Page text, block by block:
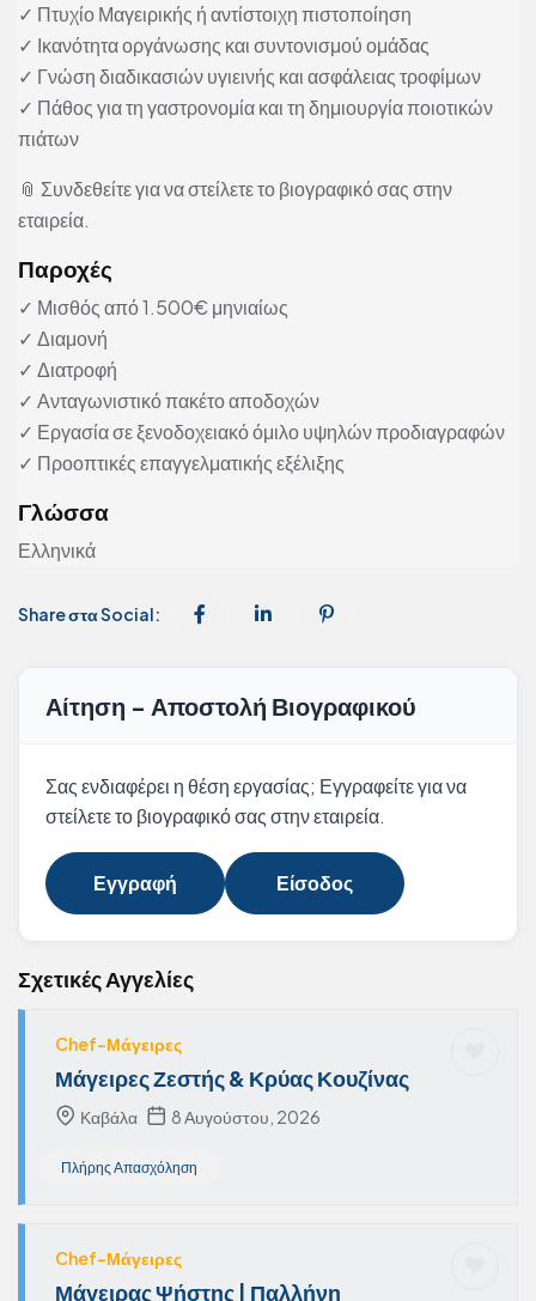
✓ Πτυχίο Μαγειρικής ή αντίστοιχη πιστοποίηση
✓ Ικανότητα οργάνωσης και συντονισμού ομάδας
✓ Γνώση διαδικασιών υγιεινής και ασφάλειας τροφίμων
✓ Πάθος για τη γαστρονομία και τη δημιουργία ποιοτικών
πιάτων
📎 Συνδεθείτε για να στείλετε το βιογραφικό σας στην
εταιρεία.
Παροχές
✓ Μισθός από 1.500€ μηνιαίως
✓ Διαμονή
✓ Διατροφή
✓ Ανταγωνιστικό πακέτο αποδοχών
✓ Εργασία σε ξενοδοχειακό όμιλο υψηλών προδιαγραφών
✓ Προοπτικές επαγγελματικής εξέλιξης
Γλώσσα
Ελληνικά
Share στα Social:
Αίτηση - Αποστολή Βιογραφικού
Σας ενδιαφέρει η θέση εργασίας; Εγγραφείτε για να
στείλετε το βιογραφικό σας στην εταιρεία.
Εγγραφή Είσοδος
Σχετικές Αγγελίες
Chef-Μάγειρες
Μάγειρες Ζεστής & Κρύας Κουζίνας
Καβάλα 8 Αυγούστου, 2026
Πλήρης Απασχόληση
Chef-Μάγειρες
Μάγειρας Ψήστης | Παλλήνη